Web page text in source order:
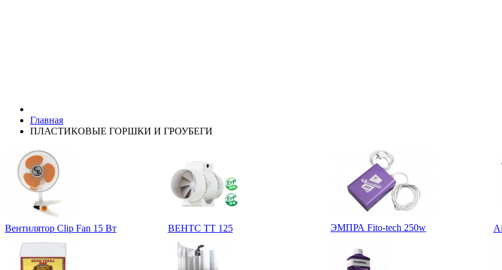
Главная
ПЛАСТИКОВЫЕ ГОРШКИ И ГРОУБЕГИ
Вентилятор Clip Fan 15 Вт ВЕНТС ТТ 125 ЭМПРА Fito-tech 250w